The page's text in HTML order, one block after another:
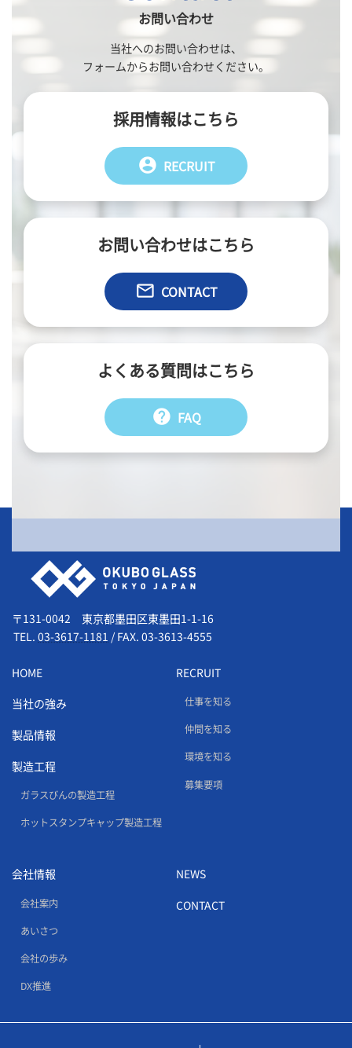
お問い合わせ
当社へのお問い合わせは、
フォームからお問い合わせください。
採用情報はこちら
account_circle RECRUIT
お問い合わせはこちら
email CONTACT
よくある質問はこちら
help FAQ
会社情報
〒131-0042 東京都墨田区東墨田1-1-16
TEL. 03-3617-1181 / FAX. 03-3613-4555
HOME
当社の強み
製品情報
製造工程
ガラスびんの製造工程
ホットスタンプキャップ製造工程
RECRUIT
仕事を知る
仲間を知る
環境を知る
募集要項
会社情報
会社案内
あいさつ
会社の歩み
DX推進
NEWS
CONTACT